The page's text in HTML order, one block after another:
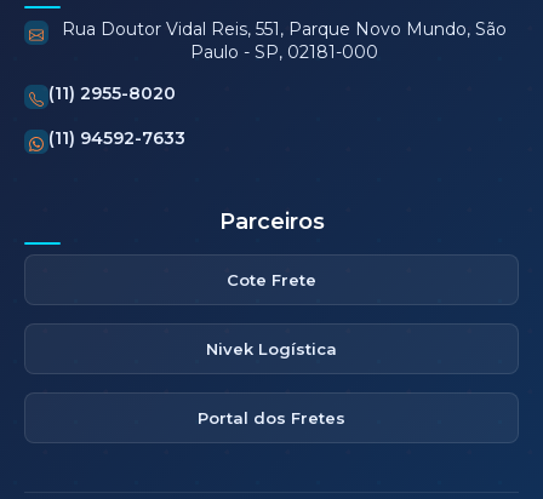
Rua Doutor Vidal Reis, 551, Parque Novo Mundo, São
Paulo - SP, 02181-000
(11) 2955-8020
(11) 94592-7633
Parceiros
Cote Frete
Nivek Logística
Portal dos Fretes